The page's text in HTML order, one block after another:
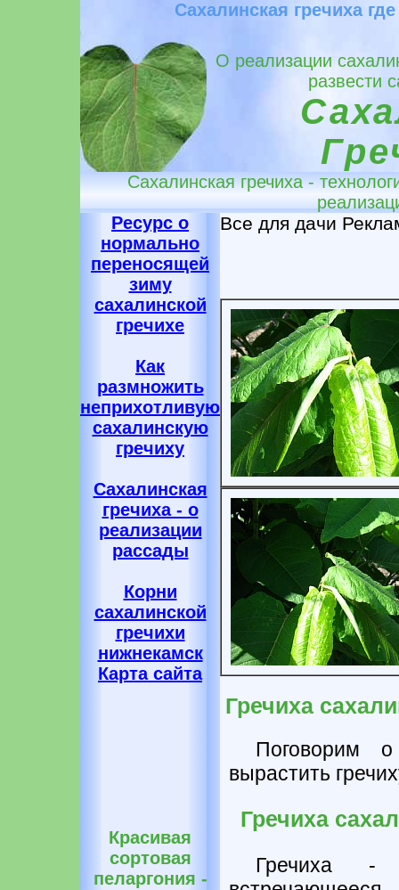
Сахалинская гречиха
О реализации
развести
Сахалинская гречиха -
Ресурс о
нормально
переносящей
зиму
сахалинской
гречихе
Как
размножить
неприхотливую
сахалинскую
гречиху
Сахалинская
гречиха - о
реализации
рассады
Корни
сахалинской
гречихи
нижнекамск
Карта сайта
Красивая
сортовая
пеларгония -
Все для дачи
Гречиха
Поговорим
вырастить
Гречиха
Гречиха -